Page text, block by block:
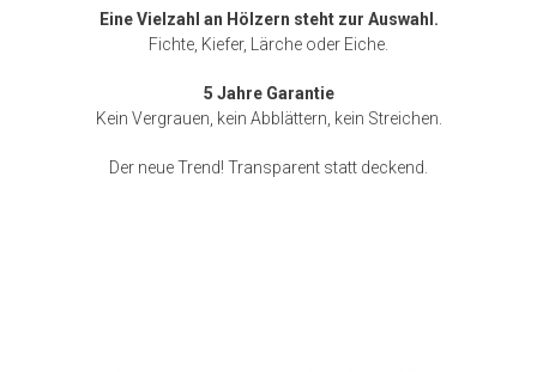
Eine Vielzahl an Hölzern steht zur Auswahl.
Fichte, Kiefer, Lärche oder Eiche.
5 Jahre Garantie
Kein Vergrauen, kein Abblättern, kein Streichen.
Der neue Trend! Transparent statt deckend.